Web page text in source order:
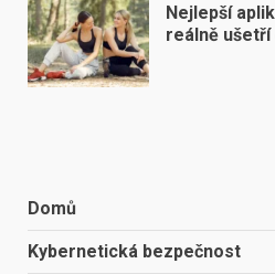
Nejlepší
reálně ušetří
Domů
Kybernetická bezpečnost